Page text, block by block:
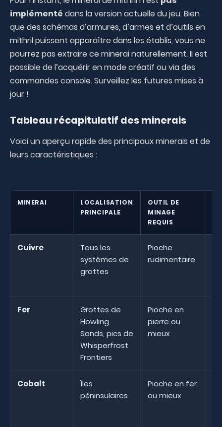
implémenté dans la version actuelle du jeu. Bien
que des schémas d’armures, d’armes et d’outils en
mithril puissent apparaître dans les établis, vous ne
pourrez pas extraire ce minerai naturellement. Il est
possible de l’acquérir en mode créatif ou via des
commandes console. Surveillez les futures mises à
jour !
Tableau récapitulatif des minerais
Voici un aperçu rapide des principaux minerais et de
leurs caractéristiques :
MINERAI
LOCALISATION
PRINCIPALE
OUTIL DE
MINAGE
REQUIS
Cuivre
Tous les
systèmes de
grottes
Pioche
rudimentaire
Fer
Grottes de
Howling
Sands, pics de
Whisperfrost
Frontiers
Pioche en
pierre ou
mieux
Cobalt
Îles
péninsulaires
Pioche en fer
ou mieux